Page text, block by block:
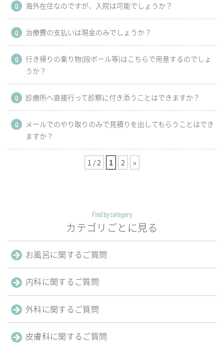
Q 海外在住なのですが、入院は可能でしょうか？
Q 治療費の支払いは現金のみでしょうか？
Q
行き帰りの乗り物(段ボール等)はこちらで用意するのでしょ
うか？
Q 診療所へ直接行って診察に付き添うことはできますか？
Q
メールでのやり取りのみで見積りを出してもらうことはでき
ますか？
1 / 2 1 2 »
Find by category
カテゴリごとに見る
お風呂に関するご質問
内科に関するご質問
外科に関するご質問
皮膚科に関するご質問